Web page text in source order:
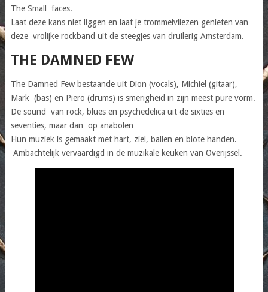
The Small faces.
Laat deze kans niet liggen en laat je trommelvliezen genieten van
deze vrolijke rockband uit de steegjes van druilerig Amsterdam.
THE DAMNED FEW
The Damned Few bestaande uit Dion (vocals), Michiel (gitaar),
Mark (bas) en Piero (drums) is smerigheid in zijn meest pure vorm.
De sound van rock, blues en psychedelica uit de sixties en
seventies, maar dan op anabolen…
Hun muziek is gemaakt met hart, ziel, ballen en blote handen.
Ambachtelijk vervaardigd in de muzikale keuken van Overijssel.